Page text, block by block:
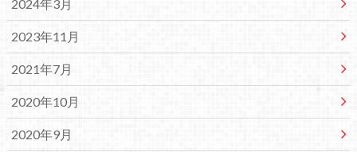
2024年3月
2023年11月
2021年7月
2020年10月
2020年9月